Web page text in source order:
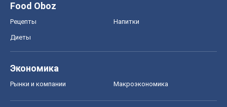
Food Oboz
Рецепты Напитки
Диеты
Экономика
Рынки и компании Mакроэкономика